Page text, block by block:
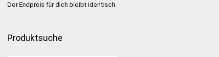
Der Endpreis für dich bleibt identisch.
Produktsuche